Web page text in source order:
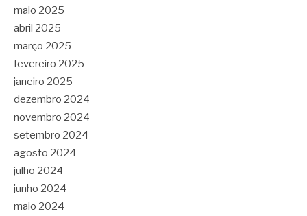
maio 2025
abril 2025
março 2025
fevereiro 2025
janeiro 2025
dezembro 2024
novembro 2024
setembro 2024
agosto 2024
julho 2024
junho 2024
maio 2024